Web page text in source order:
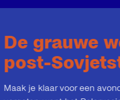
De grauwe
post-
Maak je klaar voor een